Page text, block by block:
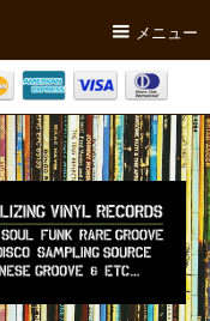
メニュー